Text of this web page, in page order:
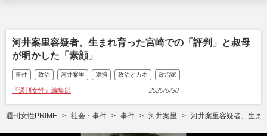
河井案里容疑者、生まれ育った宮崎での「評判」と叔母
が明かした「素顔」
事件 政治 河井案里 逮捕 政治とカネ 政治家
『週刊女性』編集部 2020/6/30
週刊女性PRIME 社会・事件 事件 河井案里 河井案里容疑者、生ま